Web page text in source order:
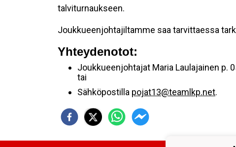
talviturnaukseen.
Joukkueenjohtajiltamme saa tarvittaessa
Yhteydenotot:
Joukkueenjohtajat Maria Laulajainen p.
tai
Sähköpostilla pojat13@teamlkp.net.